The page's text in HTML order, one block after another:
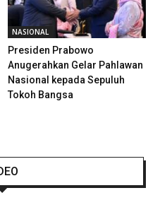
NASIONAL
Presiden Prabowo
Anugerahkan Gelar Pahlawan
Nasional kepada Sepuluh
Tokoh Bangsa